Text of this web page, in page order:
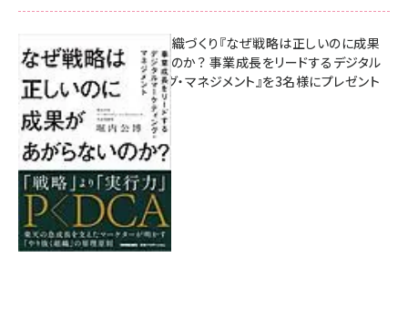
成果を生む組織づくり『なぜ戦略は正しいのに成果
があがらないのか？ 事業成長をリードするデジタル
マーケティング・マネジメント』を3名様にプレゼント
8月7日 10:00